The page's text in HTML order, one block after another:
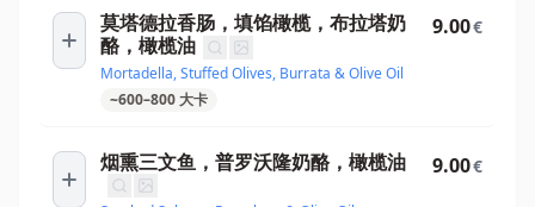
莫塔德拉香肠，填馅橄榄，布拉塔奶
酪，橄榄油
Mortadella, Stuffed Olives, Burrata & Olive Oil
~600–800大卡
9.00€
烟熏三文鱼，普罗沃隆奶酪，橄榄油 9.00€